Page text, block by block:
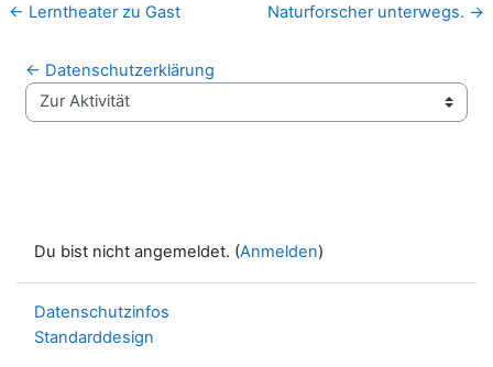
← Lerntheater zu Gast Naturforscher unterwegs. →
← Datenschutzerklärung
Zur Aktivität
Du bist nicht angemeldet. (Anmelden)
Datenschutzinfos
Standarddesign